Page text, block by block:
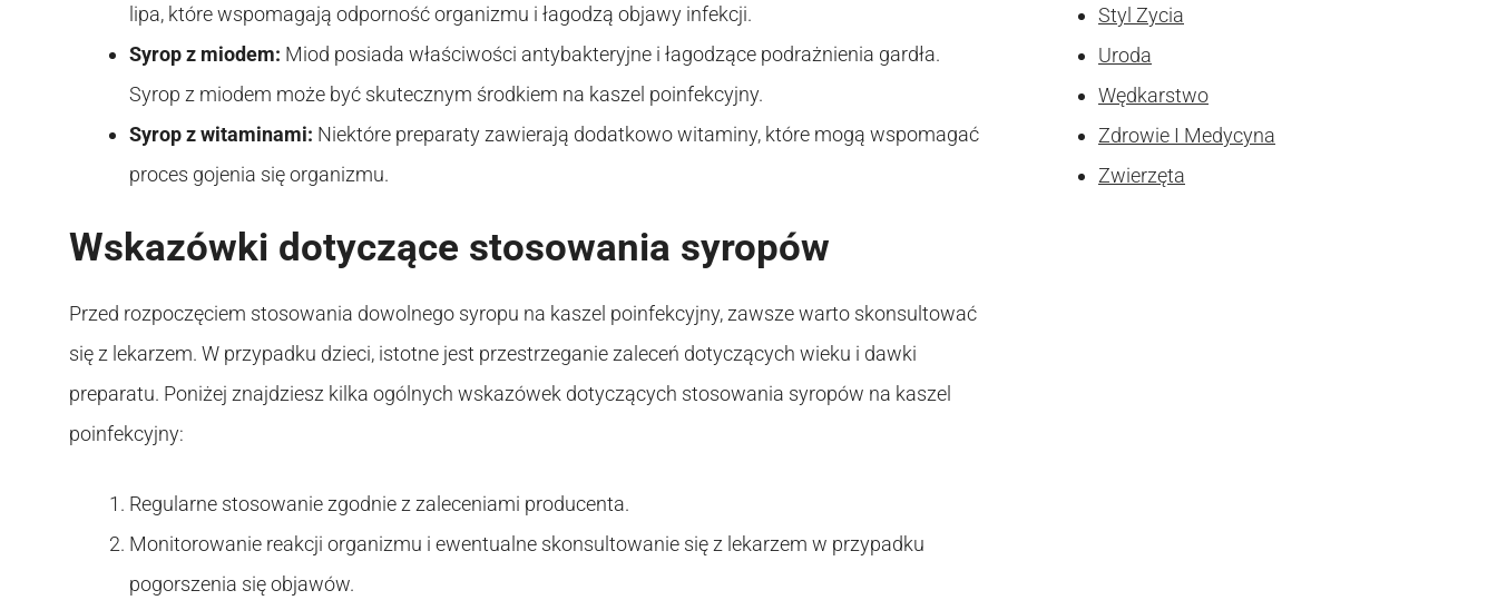
lipa, które wspomagają odporność organizmu i łagodzą objawy infekcji.
Syrop z miodem: Miod posiada właściwości antybakteryjne i łagodzące podrażnienia gardła.
Syrop z miodem może być skutecznym środkiem na kaszel poinfekcyjny.
Syrop z witaminami: Niektóre preparaty zawierają dodatkowo witaminy, które mogą wspomagać
proces gojenia się organizmu.
Wskazówki dotyczące stosowania syropów
Przed rozpoczęciem stosowania dowolnego syropu na kaszel poinfekcyjny, zawsze warto skonsultować
się z lekarzem. W przypadku dzieci, istotne jest przestrzeganie zaleceń dotyczących wieku i dawki
preparatu. Poniżej znajdziesz kilka ogólnych wskazówek dotyczących stosowania syropów na kaszel
poinfekcyjny:
Regularne stosowanie zgodnie z zaleceniami producenta.
Monitorowanie reakcji organizmu i ewentualne skonsultowanie się z lekarzem w przypadku
pogorszenia się objawów.
Styl Zycia
Uroda
Wędkarstwo
Zdrowie I Medycyna
Zwierzęta